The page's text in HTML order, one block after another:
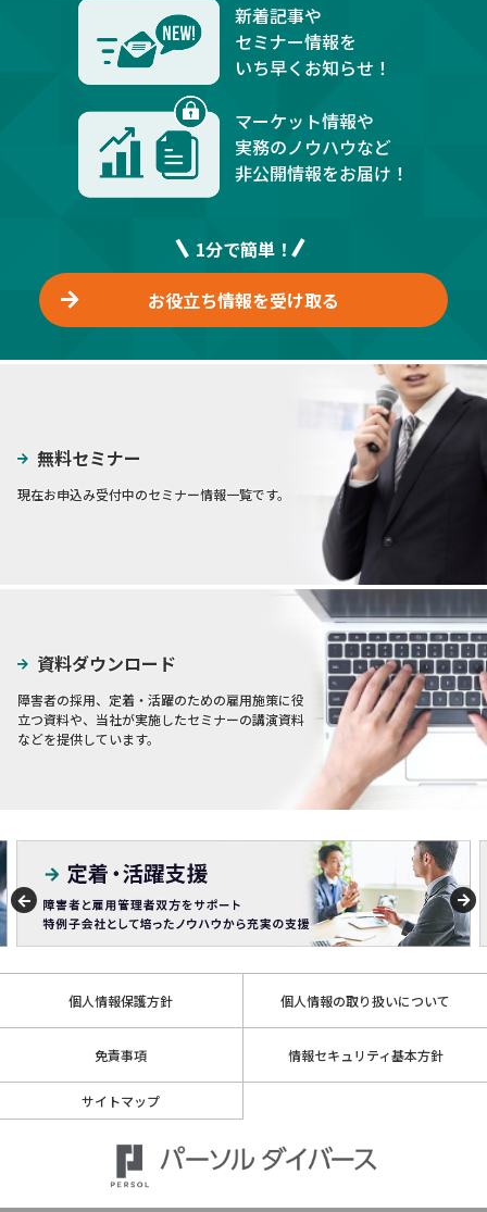
新着記事や
セミナー情報を
いち早くお知らせ！
マーケット情報や
実務のノウハウなど
非公開情報をお届け！
1分で簡単！
お役立ち情報を受け取る
無料セミナー
現在お申込み受付中のセミナー情報一覧です。
資料ダウンロード
障害者の採用、定着・活躍のための雇用施策に役
立つ資料や、当社が実施したセミナーの講演資料
などを提供しています。
個人情報保護方針 個人情報の取り扱いについて
免責事項 情報セキュリティ基本方針
サイトマップ